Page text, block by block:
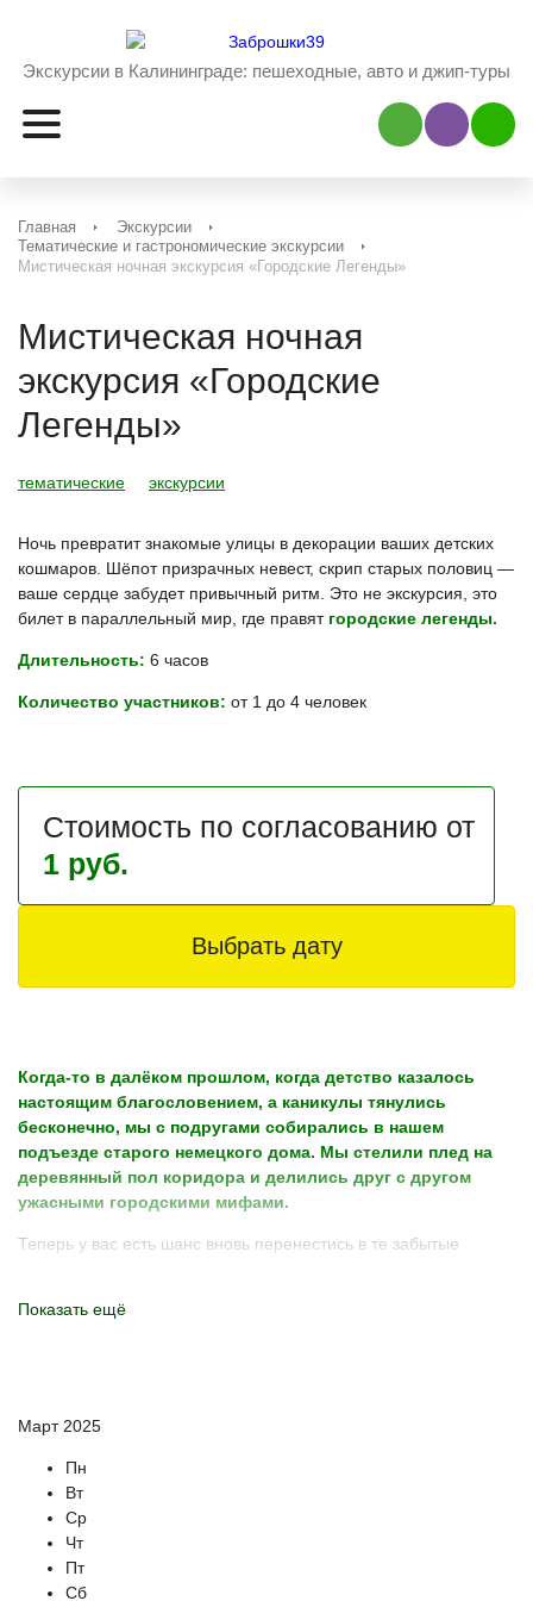
Экскурсии в Калининграде: пешеходные, авто и джип-туры
Наш ViberНаш
Главная
Экскурсии
Тематические и гастрономические экскурсии
Мистическая ночная экскурсия «Городские Легенды»
Мистическая ночная
экскурсия «Городские
Легенды»
тематические экскурсии
Ночь превратит знакомые улицы в декорации ваших детских
кошмаров. Шёпот призрачных невест, скрип старых половиц —
ваше сердце забудет привычный ритм. Это не экскурсия, это
билет в параллельный мир, где правятгородские легенды.
Длительность: 6 часов
Количество участников: от 1 до 4 человек
Стоимость по согласованию от
1 руб.
Выбрать дату
Когда-то в далёком прошлом, когда детство казалось
настоящим благословением, а каникулы тянулись
бесконечно, мы с подругами собирались в нашем
подъезде старого немецкого дома. Мы стелили плед на
деревянный пол коридора и делились друг с другом
ужасными городскими мифами.
Теперь у вас есть шанс вновь перенестись в те забытые
преобразившимся в ночное время местам. Под светом
собой, проклятых колодцах, призраках и фашистах, и откроете
для себя новые детали этих легенд. Каждая остановка
наполняет атмосферу ожидания и интриги: что нас ждет
впереди? Пионер или священник? Призрак невесты или
красивая грустная дама на веранде?
Это не просто выезд в мире ужасов. Это путешествие в
Показать ещё
Март 2025
Пн
Вт
Ср
Чт
Пт
Сб